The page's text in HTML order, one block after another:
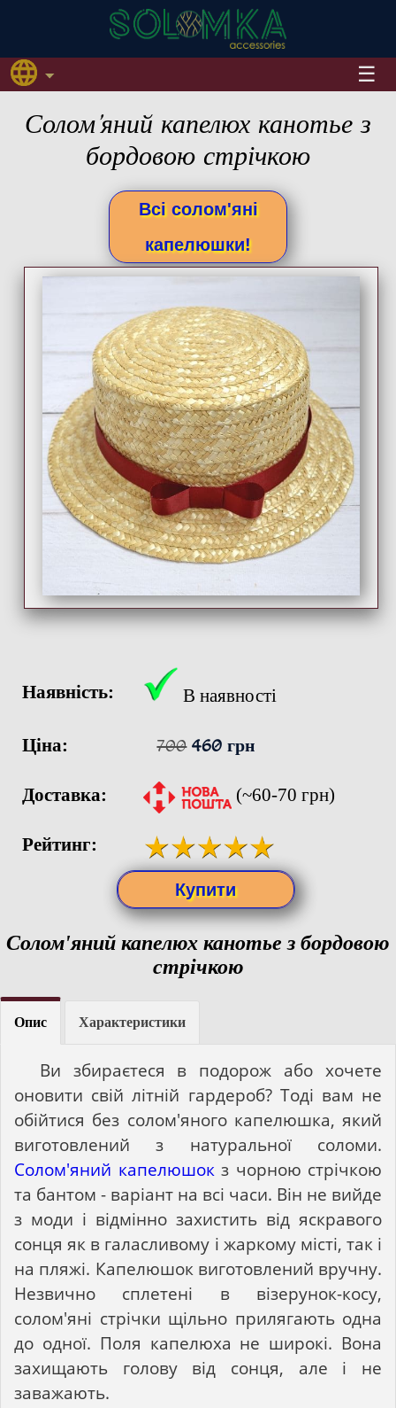
Солом'яний капелюх канотье з
бордовою стрічкою
Всі солом'яні
капелюшки!
Наявність: В наявності
Ціна: 700 460 грн
Доставка: (~60-70 грн)
Рейтинг:
Солом'яний капелюх канотье з бордовою
стрічкою
Опис Характеристики
Ви збираєтеся в подорож або хочете
оновити свій літній гардероб? Тоді вам не
обійтися без солом'яного капелюшка, який
виготовлений з натуральної соломи.
Солом'яний капелюшокз чорною стрічкою
та бантом - варіант на всі часи. Він не вийде
з моди і відмінно захистить від яскравого
сонця як в галасливому і жаркому місті, так і
на пляжі. Капелюшок виготовлений ​​вручну.
Незвично сплетені в візерунок-косу,
солом'яні стрічки щільно прилягають одна
до одної. Поля капелюха не широкі. Вона
захищають голову від сонця, але і не
заважають.